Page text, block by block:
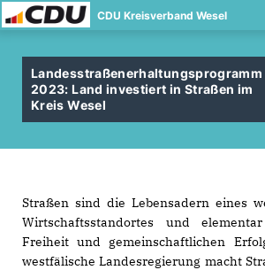
CDU Kreisverband Wesel
Landesstraßenerhaltungsprogramm
2023: Land investiert in Straßen im
Kreis Wesel
Straßen sind die Lebensadern eines
Wirtschaftsstandortes und
Freiheit und gemeinschaftlichen
westfälische Landesregierung macht